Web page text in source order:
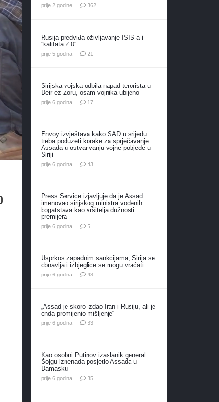
prije 2 godine 362komentara
Rusija predviđa oživljavanje ISIS-a i
”kalifata 2.0”
prije 5 godina 21
Sirijska vojska odbila napad terorista u
Deir ez-Zoru, osam vojnika ubijeno
prije 6 godina 17komentara
Envoy izvještava kako SAD u srijedu
treba poduzeti korake za sprječavanje
Assada u ostvarivanju vojne pobjede u
Siriji
prije 6 godina 43komentara
Press Service izjavljuje da je Assad
imenovao sirijskog ministra vodenih
bogatstava kao vršitelja dužnosti
premijera
prije 6 godina 5komentara
Usprkos zapadnim sankcijama, Sirija se
obnavlja i izbjeglice se mogu vraćati
prije 6 godina 43komentara
„Assad je skoro izdao Iran i Rusiju, ali je
onda promijenio mišljenje“
prije 6 godina 33komentara
Kao osobni Putinov izaslanik general
Šojgu iznenada posjetio Assada u
Damasku
prije 6 godina 35komentara